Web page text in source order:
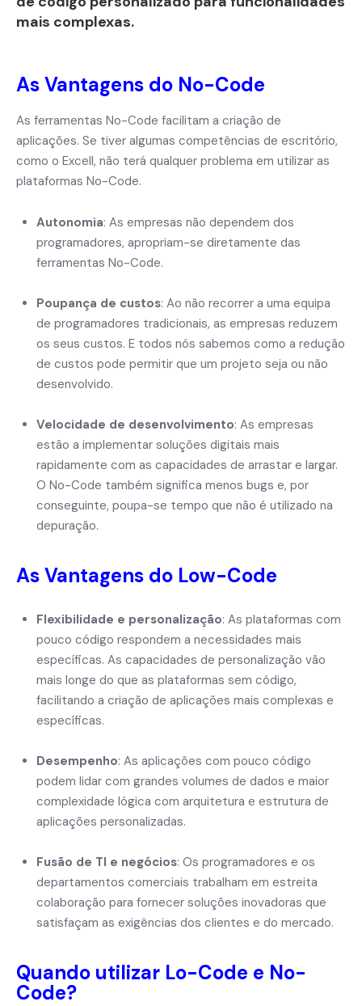
mais complexas.
As Vantagens do No-Code
As ferramentas No-Code facilitam a criação de
aplicações. Se tiver algumas competências de escritório,
como o Excell, não terá qualquer problema em utilizar as
plataformas No-Code.
Autonomia: As empresas não dependem dos
programadores, apropriam-se diretamente das
ferramentas No-Code.
Poupança de custos: Ao não recorrer a uma equipa
de programadores tradicionais, as empresas reduzem
os seus custos. E todos nós sabemos como a redução
de custos pode permitir que um projeto seja ou não
desenvolvido.
Velocidade de desenvolvimento: As empresas
estão a implementar soluções digitais mais
rapidamente com as capacidades de arrastar e largar.
O No-Code também significa menos bugs e, por
conseguinte, poupa-se tempo que não é utilizado na
depuração.
As Vantagens do Low-Code
Flexibilidade e personalização: As plataformas com
pouco código respondem a necessidades mais
específicas. As capacidades de personalização vão
mais longe do que as plataformas sem código,
facilitando a criação de aplicações mais complexas e
específicas.
Desempenho: As aplicações com pouco código
podem lidar com grandes volumes de dados e maior
complexidade lógica com arquitetura e estrutura de
aplicações personalizadas.
Fusão de TI e negócios: Os programadores e os
departamentos comerciais trabalham em estreita
colaboração para fornecer soluções inovadoras que
satisfaçam as exigências dos clientes e do mercado.
Quando utilizar Lo-Code e No-
Code?